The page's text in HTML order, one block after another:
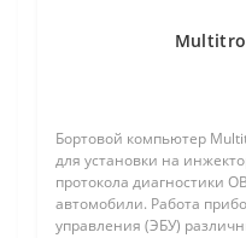
Бортовой компьютер
для установки на
протокола диагностики
автомобили. Работа
управления (ЭБУ)